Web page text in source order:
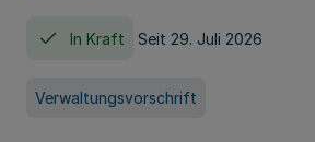
In Kraft Seit 29. Juli 2026
Verwaltungsvorschrift